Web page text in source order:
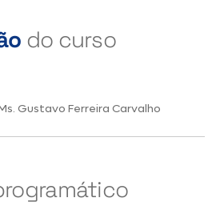
do curso
Gustavo Ferreira Carvalho